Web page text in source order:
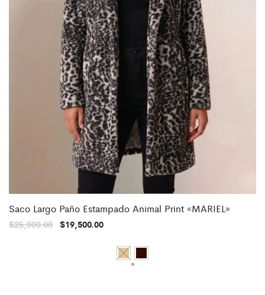
Saco Largo Paño Estampado Animal Print «MARIEL»
$25,000.00 $19,500.00
*